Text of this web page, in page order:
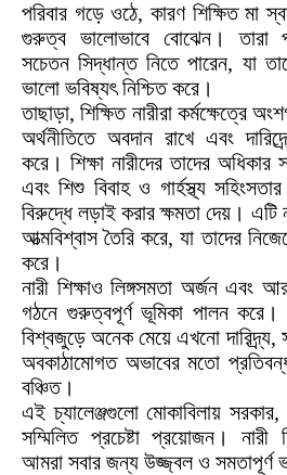
পরিবার গড়ে ওঠে, কারণ শিক্ষিত মা
গুরুত্ব ভালোভাবে বোঝেন। তারা
সচেতন সিদ্ধান্ত নিতে পারেন, যা
ভালো ভবিষ্যৎ নিশ্চিত করে।
তাছাড়া, শিক্ষিত নারীরা কর্মক্ষেত্রে
অর্থনীতিতে অবদান রাখে এবং
করে। শিক্ষা নারীদের তাদের
এবং শিশু বিবাহ ও গার্হস্থ্য
বিরুদ্ধে লড়াই করার ক্ষমতা দেয়। এটি
আত্মবিশ্বাস তৈরি করে, যা তাদের
করে।
নারী শিক্ষাও লিঙ্গসমতা অর্জন এবং
গঠনে গুরুত্বপূর্ণ ভূমিকা পালন
বিশ্বজুড়ে অনেক মেয়ে এখনো দারিদ্র্য,
অবকাঠামোগত অভাবের মতো
বঞ্চিত।
এই চ্যালেঞ্জগুলো মোকাবিলায়
সম্মিলিত প্রচেষ্টা প্রয়োজন। নারী
আমরা সবার জন্য উজ্জ্বল ও সমতাপূর্ণ